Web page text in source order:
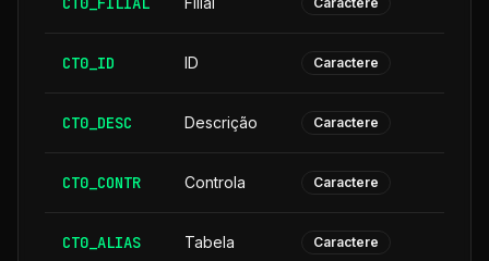
CT0_ID ID Caractere
CT0_DESC Descrição Caractere
CT0_CONTR Controla Caractere
CT0_ALIAS Tabela Caractere